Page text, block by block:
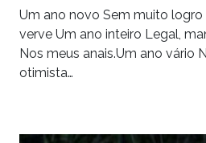
Um ano novo Sem muito logro
verve Um ano inteiro Legal,
Nos meus anais.Um ano vário
otimista…